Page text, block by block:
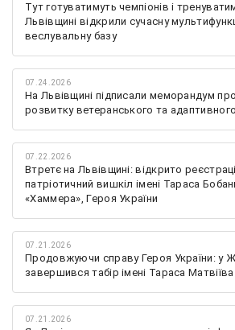
Тут готуватимуть чемпіонів і
Львівщині відкрили сучасну
веслувальну базу
07.24.2026
На Львівщині підписали меморандум
розвитку ветеранського та
07.22.2026
Втретє на Львівщині: відкрито
патріотичний вишкіл імені Тараса
«Хаммера», Героя України
07.21.2026
Продовжуючи справу Героя України: у
завершився табір імені Тараса Матвіїва
07.21.2026